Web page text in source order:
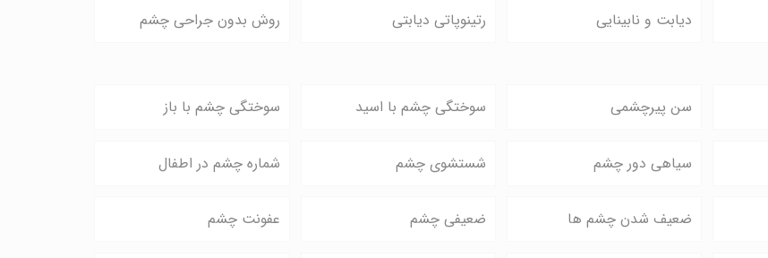
دیابت و نابینایی رتینوپاتی دیابتی روش بدون جراحی چشم
سن پیرچشمی سوختگی چشم با اسید سوختگی چشم با باز
سیاهی دور چشم شستشوی چشم شماره چشم در اطفال
ضعیف شدن چشم ها ضعیفی چشم عفونت چشم